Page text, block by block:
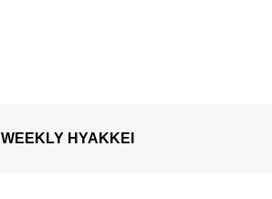
WEEKLY HYAKKEI